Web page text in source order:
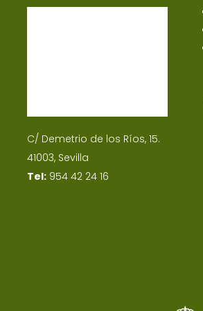
C/ Demetrio de los Ríos, 15.
41003, Sevilla
Tel: 954 42 24 16